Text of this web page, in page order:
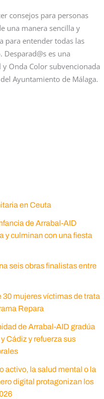
consejos para personas
una manera sencilla y
para entender todas las
es una
Onda Color subvencionada
Ayuntamiento de Málaga.
en Ceuta
de Arrabal-AID
y culminan con una fiesta
seis obras finalistas entre
mujeres víctimas de trata
Repara
de Arrabal-AID gradúa
Cádiz y refuerza sus
activo, la salud mental o la
digital protagonizan los